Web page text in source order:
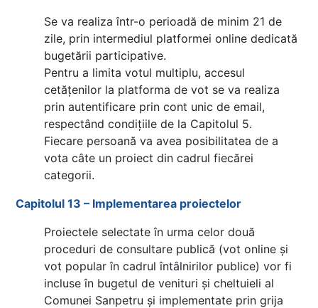
Se va realiza într-o perioadă de minim 21 de
zile, prin intermediul platformei online dedicată
bugetării participative.
Pentru a limita votul multiplu, accesul
cetățenilor la platforma de vot se va realiza
prin autentificare prin cont unic de email,
respectând condițiile de la Capitolul 5.
Fiecare persoană va avea posibilitatea de a
vota câte un proiect din cadrul fiecărei
categorii.
Capitolul 13 – Implementarea proiectelor
Proiectele selectate în urma celor două
proceduri de consultare publică (vot online și
vot popular în cadrul întâlnirilor publice) vor fi
incluse în bugetul de venituri și cheltuieli al
Comunei Sanpetru și implementate prin grija